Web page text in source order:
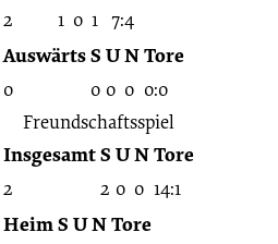
2 1 0 1 7:4
AuswärtsS UNTore
0 0 0 0 0:0
Freundschaftsspiel
InsgesamtS UNTore
2 2 0 0 14:1
HeimS UNTore